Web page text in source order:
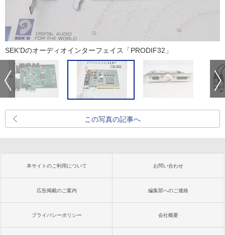
SEK'Dのオーディオインターフェイス「PRODIF32」
この写真の記事へ
本サイトのご利用について お問い合わせ
広告掲載のご案内 編集部へのご連絡
プライバシーポリシー 会社概要